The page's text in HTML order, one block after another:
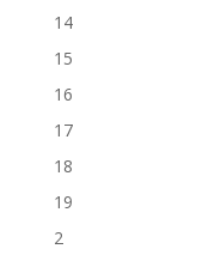
14
15
16
17
18
19
2